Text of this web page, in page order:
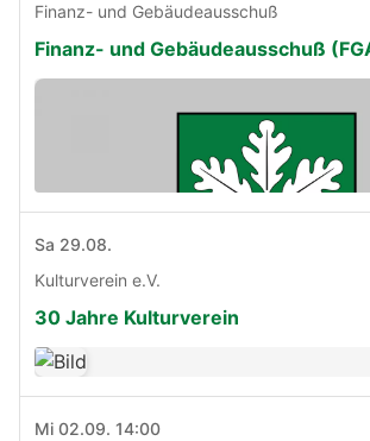
Finanz- und Gebäudeausschuß
Finanz- und Gebäudeausschuß
Sa 29.08.
Kulturverein e.V.
30 Jahre Kulturverein
Mi 02.09. 14:00